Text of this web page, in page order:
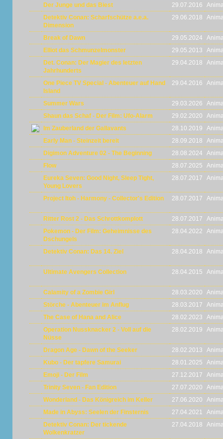
Der Junge und das Biest 29.07.2016
Detektiv Conan: Scharfschütze a.e.a.
Dimension
29.06.2018
Break of Dawn 29.05.2024
Elliot das Schmunzelmonster
29.05.2013
Det. Conan: Der Magier des letzten
Jahrhunderts
29.04.2018
One Piece TV Special - Abenteuer auf Hand
Island
29.04.2016
Summer Wars 29.03.2026
Shaun das Schaf - Der Film: Ufo-Alarm
29.02.2020
Im Zauberland der Gallavants
28.10.2019
Early Man - Steinzeit bereit
28.09.2018
Digimon Adventure 02 - The Beginning
28.08.2024
Flow
28.07.2025
Eureka Seven: Good Night, Sleep Tight,
Young Lovers
28.07.2017
Project Itoh - Harmony - Collector's Edition 28.07.2017
Ritter Rost 2 - Das Schrottkomplott 28.07.2017
Pokemon - Der Film: Geheimnisse des
Dschungels
28.04.2022
Detektiv Conan: Das 14. Ziel 28.04.2018
Ultimate Avengers Collection 28.04.2015
Calamity of a Zombie Girl 28.03.2020
Störche - Abenteuer im Anflug
28.03.2017
The Case of Hana and Alice
28.02.2023
Operation Nussknacker 2 - Voll auf die
Nüsse
28.02.2019
Dragon Age - Dawn of the Seeker 28.02.2013
Kubo - Der tapfere Samurai
28.01.2025
Emoji - Der Film
27.12.2017
Trinity Seven - Fan Edition
27.07.2020
Wonderland - Das Königreich im Keller
27.06.2020
Made in Abyss: Seelen der Finsternis
27.04.2021
Detektiv Conan: Der tickende
Wolkenkratzer
27.04.2018